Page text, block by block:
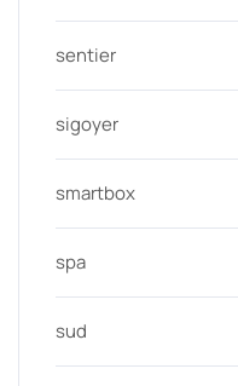
sentier
sigoyer
smartbox
spa
sud